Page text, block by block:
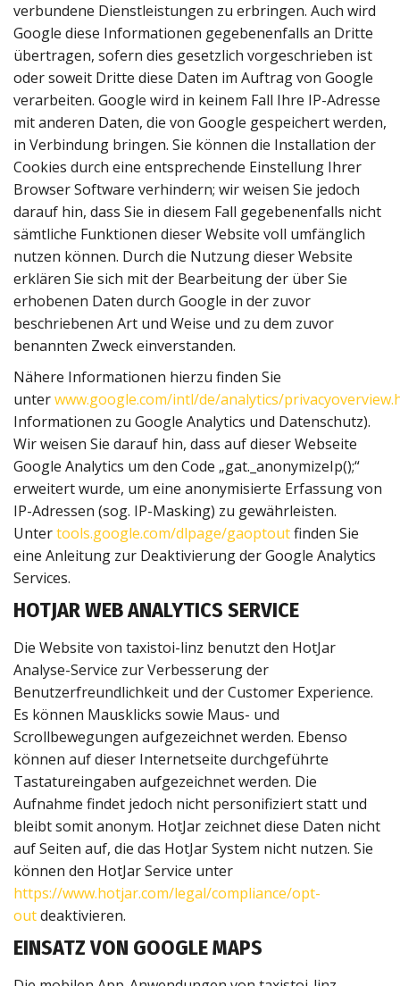
verbundene Dienstleistungen zu erbringen. Auch wird
Google diese Informationen gegebenenfalls an Dritte
übertragen, sofern dies gesetzlich vorgeschrieben ist
oder soweit Dritte diese Daten im Auftrag von Google
verarbeiten. Google wird in keinem Fall Ihre IP-Adresse
mit anderen Daten, die von Google gespeichert werden,
in Verbindung bringen. Sie können die Installation der
Cookies durch eine entsprechende Einstellung Ihrer
Browser Software verhindern; wir weisen Sie jedoch
darauf hin, dass Sie in diesem Fall gegebenenfalls nicht
sämtliche Funktionen dieser Website voll umfänglich
nutzen können. Durch die Nutzung dieser Website
erklären Sie sich mit der Bearbeitung der über Sie
erhobenen Daten durch Google in der zuvor
beschriebenen Art und Weise und zu dem zuvor
benannten Zweck einverstanden.
Nähere Informationen hierzu finden Sie
unterwww.google.com/intl/de/analytics/
Informationen zu Google Analytics und Datenschutz).
Wir weisen Sie darauf hin, dass auf dieser Webseite
Google Analytics um den Code „gat._anonymizeIp();“
erweitert wurde, um eine anonymisierte Erfassung von
IP-Adressen (sog. IP-Masking) zu gewährleisten.
Untertools.google.com/dlpage/gaoptoutfinden Sie
eine Anleitung zur Deaktivierung der Google Analytics
Services.
HOTJAR WEB ANALYTICS SERVICE
Die Website von taxistoi-linz benutzt den HotJar
Analyse-Service zur Verbesserung der
Benutzerfreundlichkeit und der Customer Experience.
Es können Mausklicks sowie Maus- und
Scrollbewegungen aufgezeichnet werden. Ebenso
können auf dieser Internetseite durchgeführte
Tastatureingaben aufgezeichnet werden. Die
Aufnahme findet jedoch nicht personifiziert statt und
bleibt somit anonym. HotJar zeichnet diese Daten nicht
auf Seiten auf, die das HotJar System nicht nutzen. Sie
können den HotJar Service unter
https://www.hotjar.com/legal/compliance/opt-
outdeaktivieren.
EINSATZ VON GOOGLE MAPS